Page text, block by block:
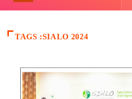
TAGS :SIALO 2024